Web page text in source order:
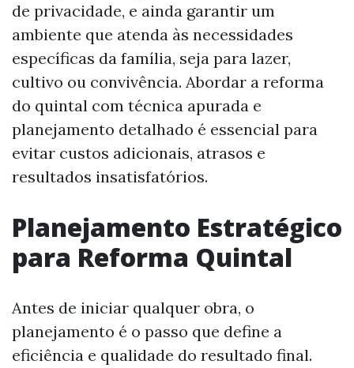
de privacidade, e ainda garantir um
ambiente que atenda às necessidades
específicas da família, seja para lazer,
cultivo ou convivência. Abordar a reforma
do quintal com técnica apurada e
planejamento detalhado é essencial para
evitar custos adicionais, atrasos e
resultados insatisfatórios.
Planejamento Estratégico
para Reforma Quintal
Antes de iniciar qualquer obra, o
planejamento é o passo que define a
eficiência e qualidade do resultado final.